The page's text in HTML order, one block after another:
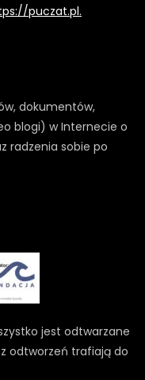
puczat.pl.
dokumentów,
blogi) w Internecie o
radzenia sobie po
jest odtwarzane
odtworzeń trafiają do